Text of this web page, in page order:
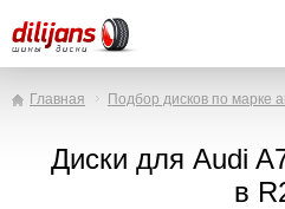
Главная Подбор дисков по марке
Диски для Audi
в